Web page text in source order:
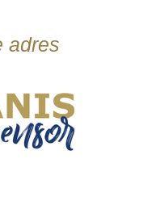
adres